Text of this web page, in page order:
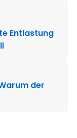
Entlastung
der